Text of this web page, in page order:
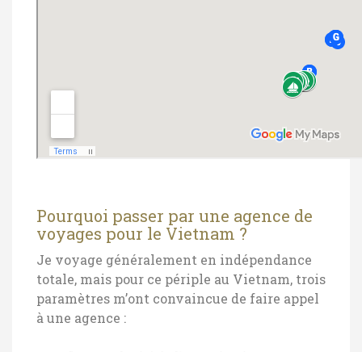
Pourquoi passer par une agence de
voyages pour le Vietnam ?
Je voyage généralement en indépendance
totale, mais pour ce périple au Vietnam, trois
paramètres m’ont convaincue de faire appel
à une agence :